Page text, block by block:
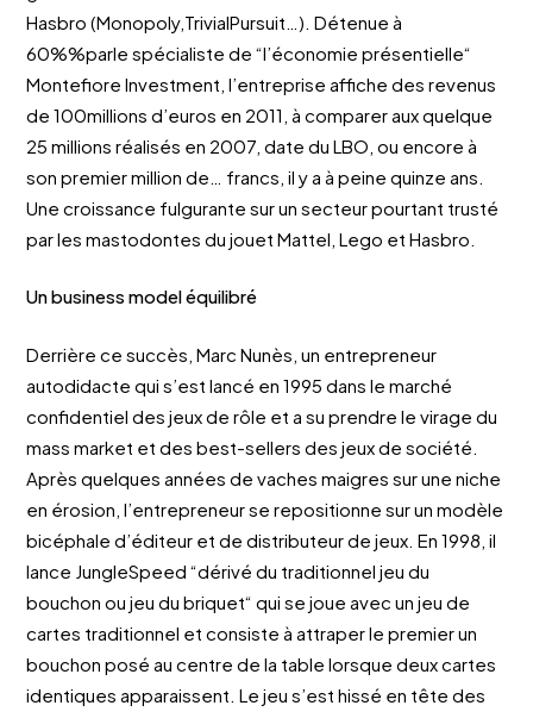
Hasbro (Monopoly,TrivialPursuit…). Détenue à
60%%parle spécialiste de “l’économie présentielle“
Montefiore Investment, l’entreprise affiche des revenus
de 100millions d’euros en 2011, à comparer aux quelque
25 millions réalisés en 2007, date du LBO, ou encore à
son premier million de… francs, il y a à peine quinze ans.
Une croissance fulgurante sur un secteur pourtant trusté
par les mastodontes du jouet Mattel, Lego et Hasbro.
Un business model équilibré
Derrière ce succès, Marc Nunès, un entrepreneur
autodidacte qui s’est lancé en 1995 dans le marché
confidentiel des jeux de rôle et a su prendre le virage du
mass market et des best-sellers des jeux de société.
Après quelques années de vaches maigres sur une niche
en érosion, l’entrepreneur se repositionne sur un modèle
bicéphale d’éditeur et de distributeur de jeux. En 1998, il
lance JungleSpeed “dérivé du traditionnel jeu du
bouchon ou jeu du briquet“ qui se joue avec un jeu de
cartes traditionnel et consiste à attraper le premier un
bouchon posé au centre de la table lorsque deux cartes
identiques apparaissent. Le jeu s’est hissé en tête des